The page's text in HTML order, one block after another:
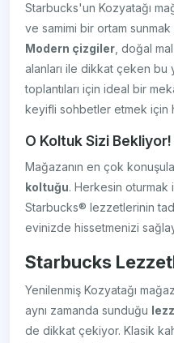
Starbucks'un Kozyatağı
ve samimi bir ortam sunmak
Modern çizgiler , doğal
alanları ile dikkat çeken bu
toplantıları için ideal bir
keyifli sohbetler etmek için
O Koltuk Sizi Bekliyor!
Mağazanın en çok
koltuğu. Herkesin oturmak
Starbucks® lezzetlerinin
evinizde hissetmenizi
Starbucks
Yenilenmiş Kozyatağı
aynı zamanda sunduğu
de dikkat çekiyor. Klasik